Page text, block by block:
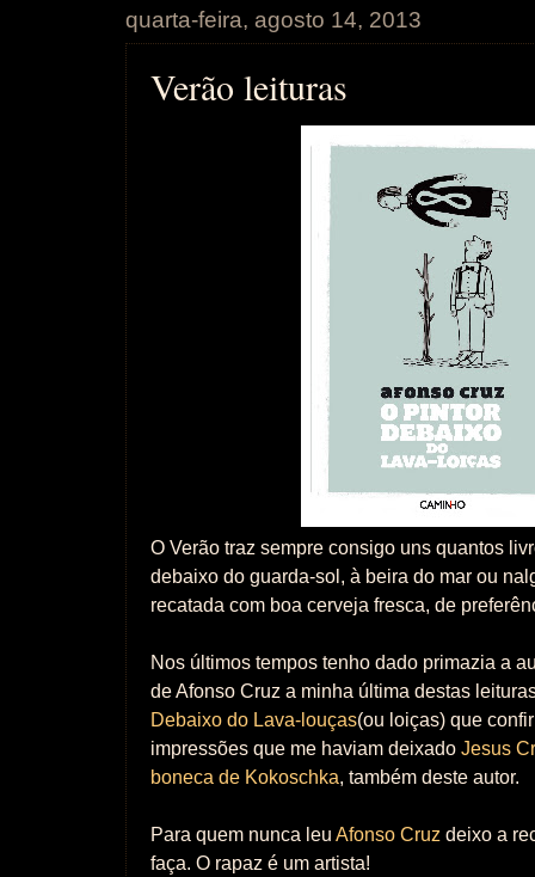
quarta-feira, agosto 14, 2013
Verão leituras
O Verão traz sempre consigo uns quantos
debaixo do guarda-sol, à beira do mar ou
recatada com boa cerveja fresca, de
Nos últimos tempos tenho dado primazia a
de Afonso Cruz a minha última destas
Debaixo do Lava-louças(ou loiças) que
impressões que me haviam deixado Jesus
boneca de Kokoschka, também deste autor.
Para quem nunca leu Afonso Cruz deixo a
faça. O rapaz é um artista!